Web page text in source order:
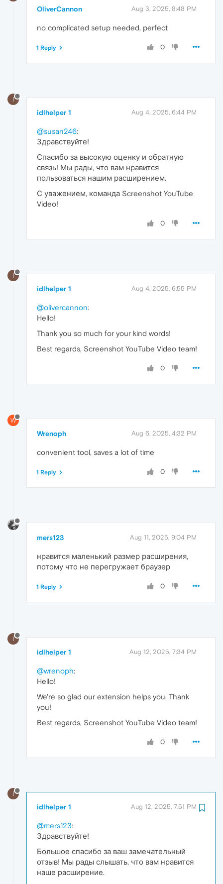
OliverCannon Aug 3, 2025, 8:48 PM
no complicated setup needed, perfect
0
1 Reply
I
idlhelper 1 Aug 4, 2025, 6:44 PM
@susan246:
Здравствуйте!
Спасибо за высокую оценку и обратную
связь! Мы рады, что вам нравится
пользоваться нашим расширением.
С уважением, команда Screenshot YouTube
Video!
0
I
idlhelper 1 Aug 4, 2025, 6:55 PM
@olivercannon:
Hello!
Thank you so much for your kind words!
Best regards, Screenshot YouTube Video team!
0
W
Wrenoph Aug 6, 2025, 4:32 PM
convenient tool, saves a lot of time
0
1 Reply
mers123 Aug 11, 2025, 9:04 PM
нравится маленький размер расширения,
потому что не перегружает браузер
0
1 Reply
I
idlhelper 1 Aug 12, 2025, 7:34 PM
@wrenoph:
Hello!
We're so glad our extension helps you. Thank
you!
Best regards, Screenshot YouTube Video team!
0
I
idlhelper 1 Aug 12, 2025, 7:51 PM
@mers123:
Здравствуйте!
Большое спасибо за ваш замечательный
отзыв! Мы рады слышать, что вам нравится
наше расширение.